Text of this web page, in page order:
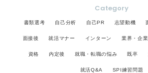
Category
書類選考 自己分析 自己PR 志望動機
面接後 就活マナー インターン 業界・企
資格 内定後 就職・転職の悩み 既卒
就活Q&A SPI練習問題